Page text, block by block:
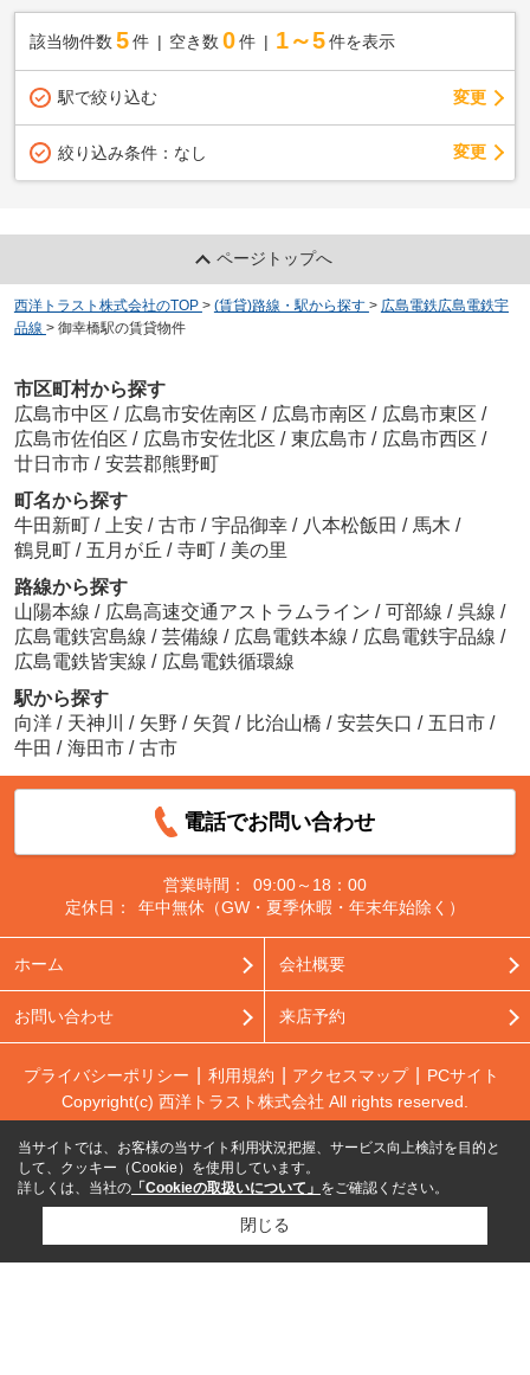
該当物件数 5件 空き数 0 件 1～5 件を表示
駅で絞り込む 変更
絞り込み条件： なし 変更
ページトップへ
西洋トラスト株式会社のTOP > (賃貸)路線・駅から探す > 広島電鉄広島電鉄宇
品線 > 御幸橋駅の賃貸物件
市区町村から探す
広島市中区 / 広島市安佐南区 / 広島市南区 / 広島市東区 /
広島市佐伯区 / 広島市安佐北区 / 東広島市 / 広島市西区 /
廿日市市 / 安芸郡熊野町
町名から探す
牛田新町 / 上安 / 古市 / 宇品御幸 / 八本松飯田 / 馬木 /
鶴見町 / 五月が丘 / 寺町 / 美の里
路線から探す
山陽本線 / 広島高速交通アストラムライン / 可部線 / 呉線 /
広島電鉄宮島線 / 芸備線 / 広島電鉄本線 / 広島電鉄宇品線 /
広島電鉄皆実線 / 広島電鉄循環線
駅から探す
向洋 / 天神川 / 矢野 / 矢賀 / 比治山橋 / 安芸矢口 / 五日市 /
牛田 / 海田市 / 古市
電話でお問い合わせ
営業時間：
09:00～18：00
定休日：
年中無休（GW・夏季休暇・年末年始除く）
ホーム 会社概要
お問い合わせ 来店予約
プライバシーポリシー 利用規約 アクセスマップ
PCサイト
Copyright(c) 西洋トラスト株式会社 All rights reserved.
当サイトでは、お客様の当サイト利用状況把握、サービス向上検討を目的と
して、クッキー（Cookie）を使用しています。
詳しくは、当社の 「Cookieの取扱いについて」 をご確認ください。
閉じる